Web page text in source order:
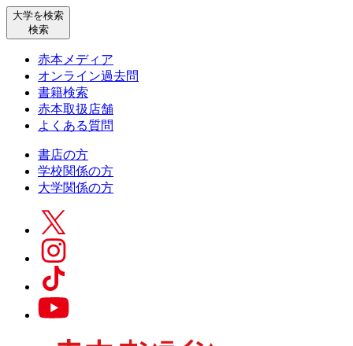
大学を検索
検索
赤本メディア
オンライン過去問
書籍検索
赤本取扱店舗
よくある質問
書店の方
学校関係の方
大学関係の方